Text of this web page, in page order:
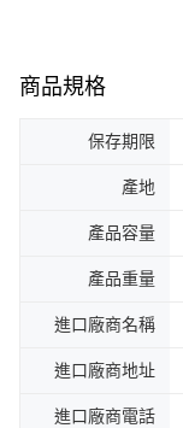
商品規格
保存期限
產地
產品容量
產品重量
進口廠商名稱
進口廠商地址
進口廠商電話